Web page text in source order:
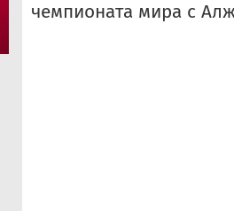
чемпионата мира с